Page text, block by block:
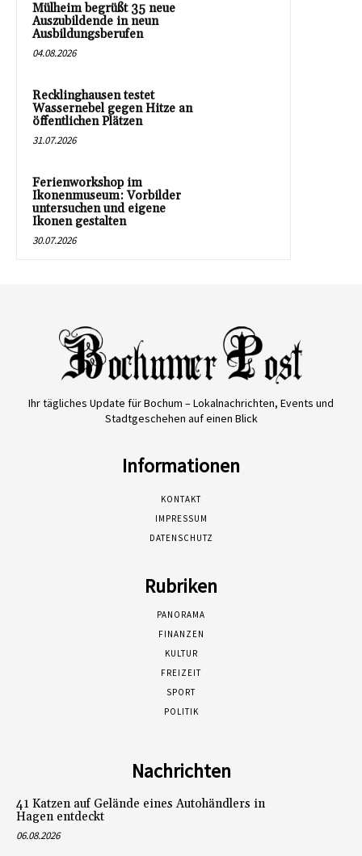
Mülheim begrüßt 35 neue
Auszubildende in neun
Ausbildungsberufen
04.08.2026
Recklinghausen testet
Wassernebel gegen Hitze an
öffentlichen Plätzen
31.07.2026
Ferienworkshop im
Ikonenmuseum: Vorbilder
untersuchen und eigene
Ikonen gestalten
30.07.2026
Ihr tägliches Update für Bochum – Lokalnachrichten, Events und
Stadtgeschehen auf einen Blick
Informationen
KONTAKT
IMPRESSUM
DATENSCHUTZ
Rubriken
PANORAMA
FINANZEN
KULTUR
FREIZEIT
SPORT
POLITIK
Nachrichten
41 Katzen auf Gelände eines Autohändlers in
Hagen entdeckt
06.08.2026